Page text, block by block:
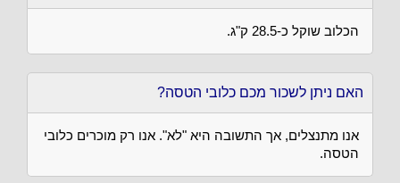
הכלוב שוקל כ-28.5 ק"ג.
האם ניתן לשכור מכם כלובי הטסה?
אנו מתנצלים, אך התשובה היא "לא". אנו רק מוכרים כלובי
הטסה.